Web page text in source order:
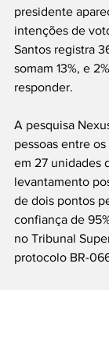
presidente
intenções de
Santos registra
somam 13%, e
responder.
A pesquisa
pessoas entre
em 27 unidades
levantamento
de dois pontos
confiança de
no Tribunal
protocolo BR-